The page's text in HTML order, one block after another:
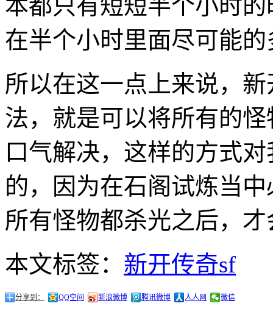
本都只有短短半个小时
在半个小时里面尽可能
所以在这一点上来说，
法，就是可以将所有的
口气解决，这样的方式
的，因为在石阁试炼当
所有怪物都杀光之后，
本文标签： 新开传奇sf
分享到： QQ空间 新浪微博 腾讯微博 人人网 微信